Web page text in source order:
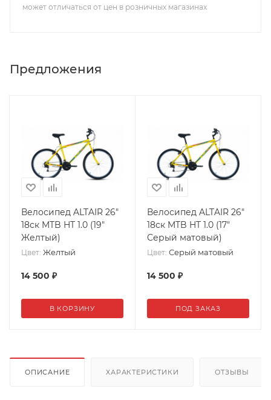
может отличаться от цен в розничных магазинах
Предложения
Велосипед ALTAIR 26"
18ск MTB HT 1.0 (19"
Желтый)
Цвет: Желтый
14 500 ₽
В КОРЗИНУ
Велосипед ALTAIR 26"
18ск MTB HT 1.0 (17"
Серый матовый)
Цвет: Серый матовый
14 500 ₽
ПОД ЗАКАЗ
ОПИСАНИЕ ХАРАКТЕРИСТИКИ ОТЗЫВЫ